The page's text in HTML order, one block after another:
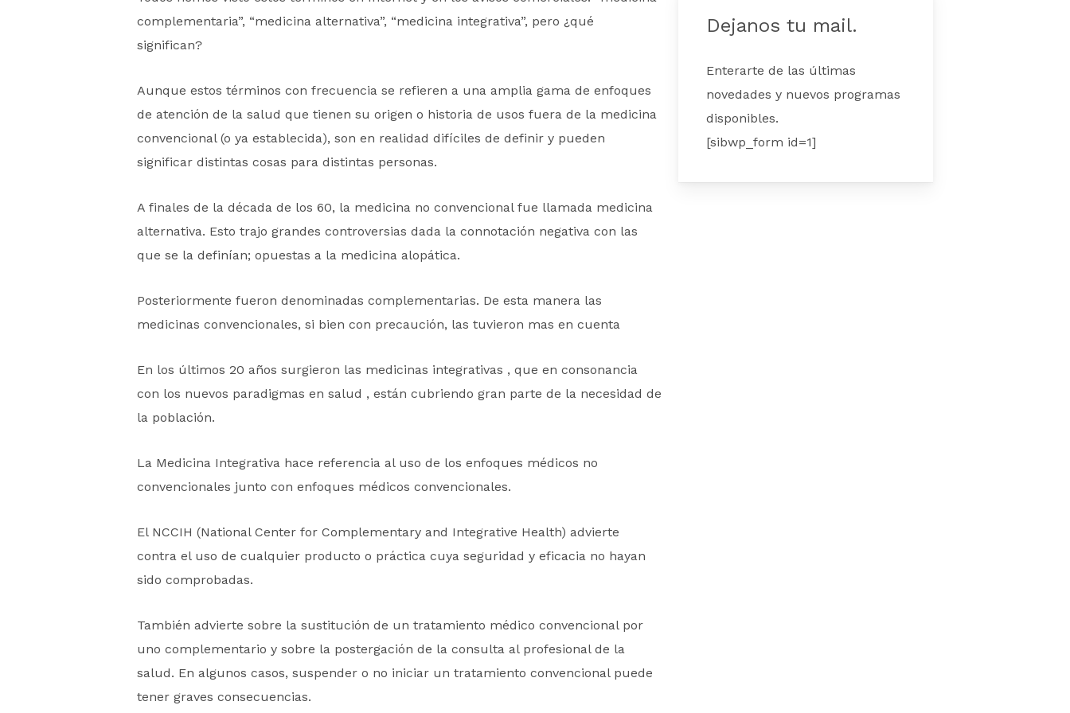
complementaria”, “medicina alternativa”, “medicina integrativa”, pero ¿qué
significan?
Aunque estos términos con frecuencia se refieren a una amplia gama de enfoques
de atención de la salud que tienen su origen o historia de usos fuera de la medicina
convencional (o ya establecida), son en realidad difíciles de definir y pueden
significar distintas cosas para distintas personas.
A finales de la década de los 60, la medicina no convencional fue llamada medicina
alternativa. Esto trajo grandes controversias dada la connotación negativa con las
que se la definían; opuestas a la medicina alopática.
Posteriormente fueron denominadas complementarias. De esta manera las
medicinas convencionales, si bien con precaución, las tuvieron mas en cuenta
En los últimos 20 años surgieron las medicinas integrativas , que en consonancia
con los nuevos paradigmas en salud , están cubriendo gran parte de la necesidad de
la población.
La Medicina Integrativa hace referencia al uso de los enfoques médicos no
convencionales junto con enfoques médicos convencionales.
El NCCIH (National Center for Complementary and Integrative Health) advierte
contra el uso de cualquier producto o práctica cuya seguridad y eficacia no hayan
sido comprobadas.
También advierte sobre la sustitución de un tratamiento médico convencional por
uno complementario y sobre la postergación de la consulta al profesional de la
salud. En algunos casos, suspender o no iniciar un tratamiento convencional puede
tener graves consecuencias.
Dejanos tu mail.
Enterarte de las últimas
novedades y nuevos programas
disponibles.
[sibwp_form id=1]